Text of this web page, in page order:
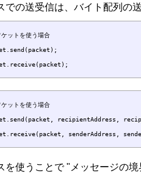
での送受信は、バイト配列の
ットを使う場合
ットを使う場合
recipientAddress,
を使うことで "メッセージの